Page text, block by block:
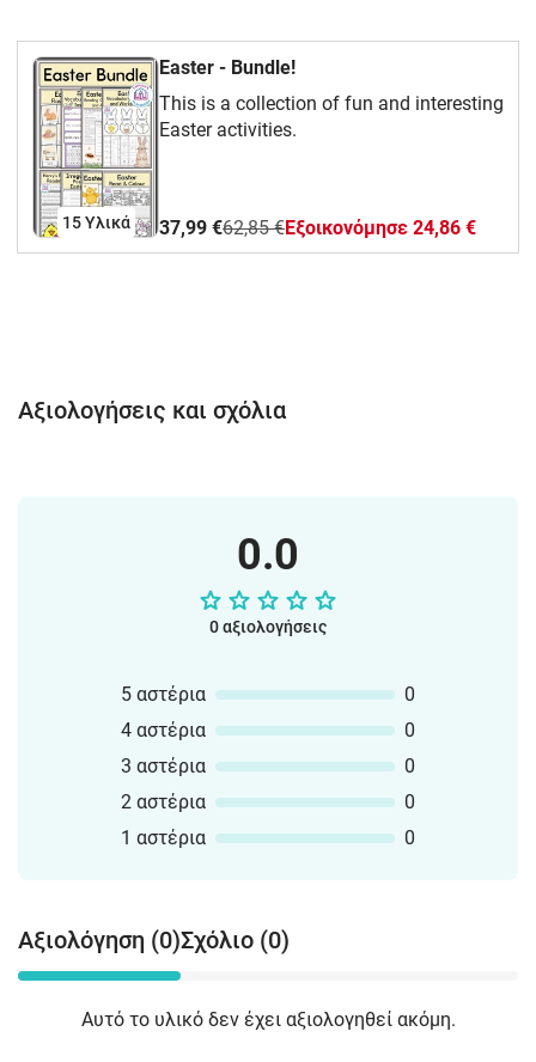
15 Υλικά
Easter - Bundle!
This is a collection of fun and interesting
Easter activities.
37,99 €62,85 €Eξοικονόμησε 24,86 €
Αξιολογήσεις και σχόλια
0.0
0 αξιολογήσεις
5 αστέρια
0
4 αστέρια
0
3 αστέρια
0
2 αστέρια
0
1 αστέρια
0
Αξιολόγηση (0)Σχόλιο (0)
Αυτό το υλικό δεν έχει αξιολογηθεί ακόμη.